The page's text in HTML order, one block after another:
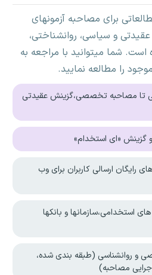
برای مصاحبه آزمونهای
و سیاسی، روانشناختی،
شما میتوانید با مراجعه به
را مطالعه نمایید.
تا مصاحبه تخصصی،گزینش عقیدتی
گزینش «ای استخدام»
رایگان ارسالی کاربران برای وب
استخدامی،سازمانها و بانکها
و روانشناسی (طبقه بندی شده،
مصاحبه)